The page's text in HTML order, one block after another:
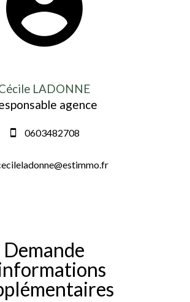
LADONNE
agence
0603482708
Demande